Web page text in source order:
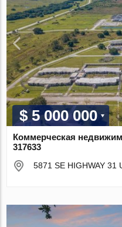
$ 5 000 000
Коммерческая
317633
5871 SE HIGHWAY 31